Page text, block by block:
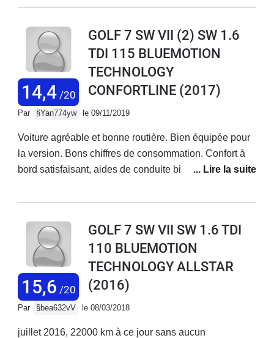
C'est une auto qui est faite pour l'autoroute (normale
par rapport à la puissance déclarée. Mais en dehors de
ça c'est une daube mollassonne (creuse à bas régime)
et surtout cette daube de boite 5... On est jamais sur le
bon rapport. Sur voies rapides viroleuses au
revêtement douteux, elle a tendance à saucissonner.
C'est pas son truc.
14,4/20
GOLF 7 SW VII (2) SW 1.6
TDI 115 BLUEMOTION
TECHNOLOGY
CONFORTLINE (2017)
Par §Yan774yw le 09/11/2019
Voiture agréable et bonne routière. Bien équipée pour
la version. Bons chiffres de consommation. Confort à
bord satisfaisant, aides de conduite bien pensées.
maintien latéral.Bon coffre. Abaissement des sièges
pas parfaitement plat.Une interface électronique aussi
sophistiquée qu'alambiquée : chez VW pourquoi faire
simple quand on peut faire compliqué ? Par exemple,
comprendre l'allumage des plafonniers ou allumer les
antibrouillards suppose probablement l'obtention d'un
diplôme d'ingénieur... La notice constructeur est
prolixe, bavarde, fatigante à consulter et peu fiable.
15,6 /20
GOLF 7 SW VII SW 1.6 TDI
110 BLUEMOTION
TECHNOLOGY ALLSTAR
(2016)
Par §bea632vV le 08/03/2018
juillet 2016, 22000 km à ce jour sans aucun